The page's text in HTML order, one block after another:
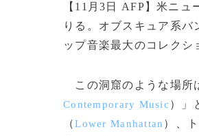
【11月3日 AFP】米ニ
りる。オブスキュア系
ップ音楽最大のコレクシ
この洞窟のような場所
Contemporary Music ）」
（Lower Manhattan ）、